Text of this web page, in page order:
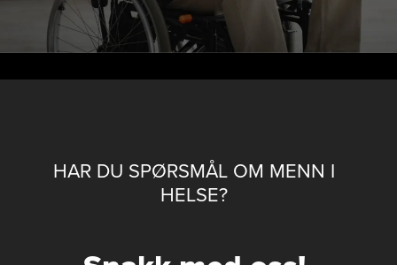
HAR DU SPØRSMÅL OM MENN I
HELSE?